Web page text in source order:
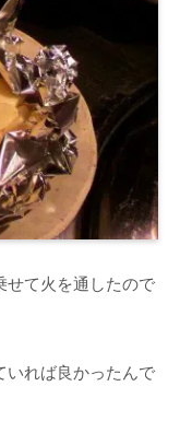
せて火を通したので
いれば良かったんで